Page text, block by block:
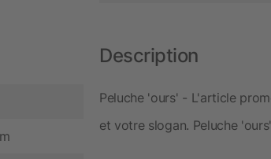
Description
Peluche 'ours' - L'article
et votre slogan. Peluche